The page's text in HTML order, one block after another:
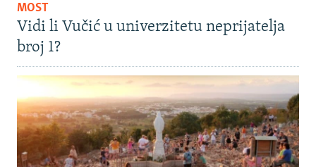
MOST
Vidi li Vučić u univerzitetu neprijatelja
broj 1?